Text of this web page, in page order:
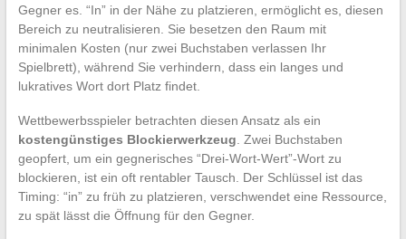
Gegner es. “In” in der Nähe zu platzieren, ermöglicht es, diesen
Bereich zu neutralisieren. Sie besetzen den Raum mit
minimalen Kosten (nur zwei Buchstaben verlassen Ihr
Spielbrett), während Sie verhindern, dass ein langes und
lukratives Wort dort Platz findet.
Wettbewerbsspieler betrachten diesen Ansatz als ein
kostengünstiges Blockierwerkzeug. Zwei Buchstaben
geopfert, um ein gegnerisches “Drei-Wort-Wert”-Wort zu
blockieren, ist ein oft rentabler Tausch. Der Schlüssel ist das
Timing: “in” zu früh zu platzieren, verschwendet eine Ressource,
zu spät lässt die Öffnung für den Gegner.